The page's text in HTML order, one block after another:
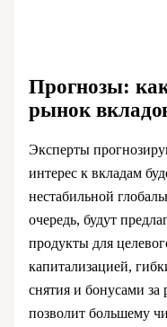
Прогнозы: как
рынок
Эксперты
интерес к вкладам
нестабильной
очередь, будут
продукты для
капитализацией,
снятия и бонусами
позволит большему